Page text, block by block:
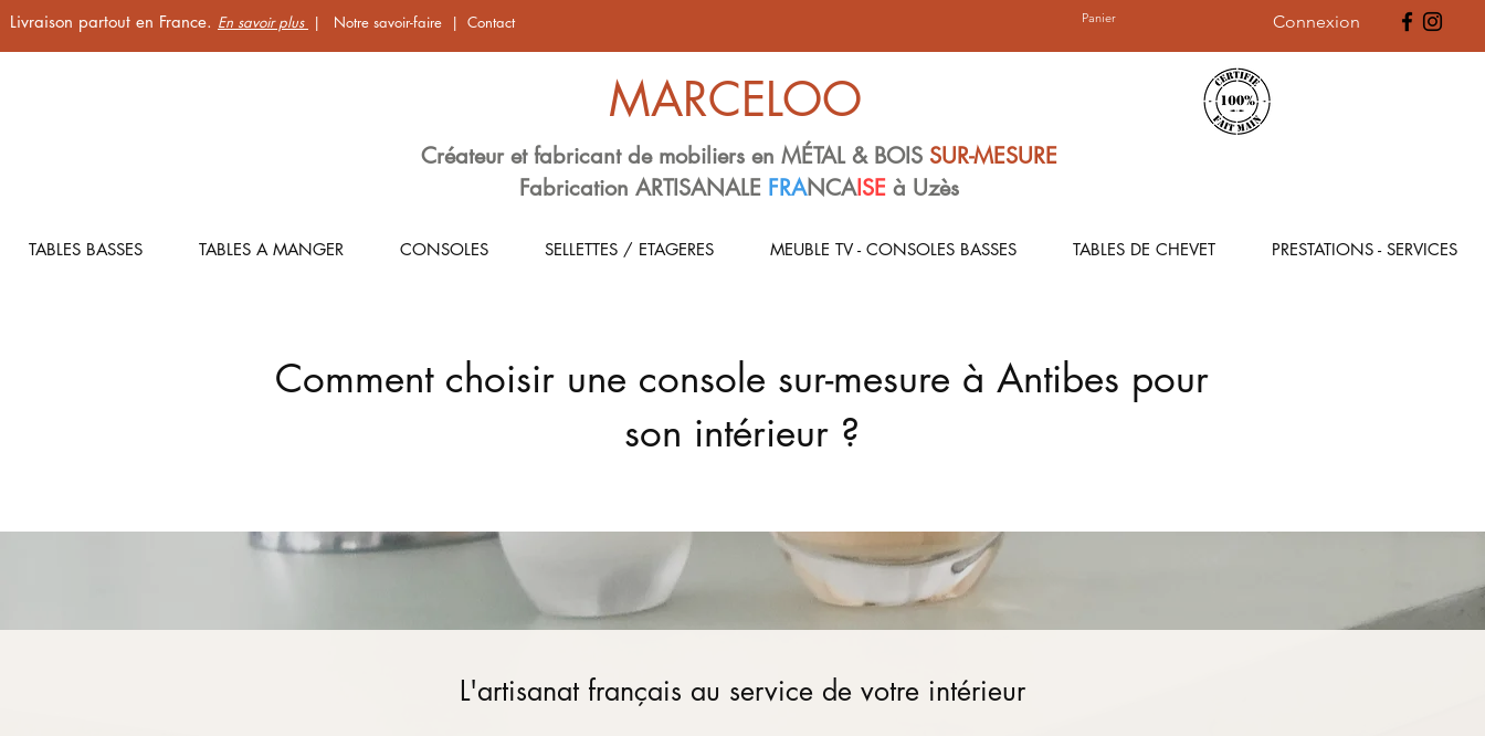
Livraison partout en France. En savoir plus | Notre savoir-faire | Contact Panier Connexion
MARCELOO
Créateur et fabricant de mobiliers en MÉTAL & BOIS SUR-MESURE
Fabrication ARTISANALE FRANCAISE à Uzès
TABLES BASSES TABLES A MANGER CONSOLES SELLETTES / ETAGERES MEUBLE TV - CONSOLES BASSES TABLES DE CHEVET PRESTATIONS - SERVICES
Comment choisir une console sur-mesure à Antibes pour
son intérieur ?
L'artisanat français au service de votre intérieur